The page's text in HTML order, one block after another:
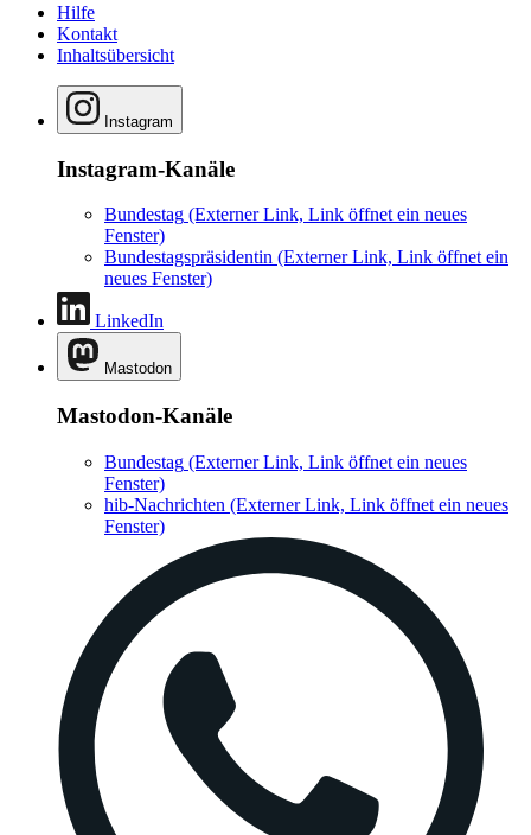
Hilfe
Kontakt
Inhaltsübersicht
Instagram
Instagram-Kanäle
Bundestag (Externer Link, Link öffnet ein neues
Fenster)
Bundestagspräsidentin (Externer Link, Link öffnet ein
neues Fenster)
LinkedIn
Mastodon
Mastodon-Kanäle
Bundestag (Externer Link, Link öffnet ein neues
Fenster)
hib-Nachrichten (Externer Link, Link öffnet ein neues
Fenster)